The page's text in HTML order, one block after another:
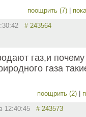
поощрить (7)
# 243564
газ,и
газа
поощрить (2)
12:40:45 # 243573